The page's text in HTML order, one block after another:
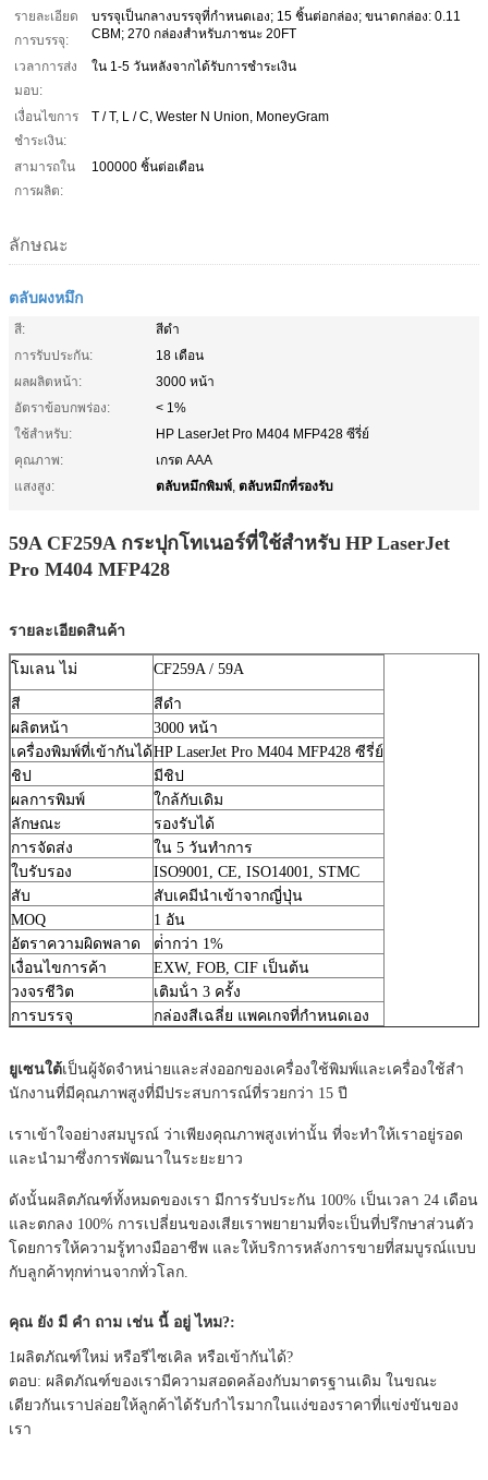
รายละเอียด
การบรรจุ:
บรรจุเป็นกลางบรรจุที่กำหนดเอง; 15 ชิ้นต่อกล่อง; ขนาดกล่อง: 0.11
CBM; 270 กล่องสำหรับภาชนะ 20FT
เวลาการส่ง
มอบ:
ใน 1-5 วันหลังจากได้รับการชำระเงิน
เงื่อนไขการ
ชำระเงิน:
T / T, L / C, Wester N Union, MoneyGram
สามารถใน
การผลิต:
100000 ชิ้นต่อเดือน
ลักษณะ
ตลับผงหมึก
สี:
สีดำ
การรับประกัน:
18 เดือน
ผลผลิตหน้า:
3000 หน้า
อัตราข้อบกพร่อง:
< 1%
ใช้สำหรับ:
HP LaserJet Pro M404 MFP428 ซีรี่ย์
คุณภาพ:
เกรด AAA
แสงสูง:
ตลับหมึกพิมพ์, ตลับหมึกที่รองรับ
59A CF259A กระปุกโทเนอร์ที่ใช้สําหรับ HP LaserJet
Pro M404 MFP428
รายละเอียดสินค้า
โมเลน ไม่ CF259A / 59A
สี
สีดํา
ผลิตหน้า
3000 หน้า
เครื่องพิมพ์ที่เข้ากันได้HP LaserJet Pro M404 MFP428 ซีรี่ย์
ชิป
มีชิป
ผลการพิมพ์
ใกล้กับเดิม
ลักษณะ
รองรับได้
การจัดส่ง
ใน 5 วันทําการ
ใบรับรอง
ISO9001, CE, ISO14001, STMC
สับ
สับเคมีนําเข้าจากญี่ปุ่น
MOQ
1 อัน
อัตราความผิดพลาด
ต่ํากว่า 1%
เงื่อนไขการค้า
EXW, FOB, CIF เป็นต้น
วงจรชีวิต
เติมน้ํา 3 ครั้ง
การบรรจุ
กล่องสีเฉลี่ย แพคเกจที่กําหนดเอง
ยูเซนใต้เป็นผู้จัดจําหน่ายและส่งออกของเครื่องใช้พิมพ์และเครื่องใช้สํา
นักงานที่มีคุณภาพสูงที่มีประสบการณ์ที่รวยกว่า 15 ปี
เราเข้าใจอย่างสมบูรณ์ ว่าเพียงคุณภาพสูงเท่านั้น ที่จะทําให้เราอยู่รอด
และนํามาซึ่งการพัฒนาในระยะยาว
ดังนั้นผลิตภัณฑ์ทั้งหมดของเรา มีการรับประกัน 100% เป็นเวลา 24 เดือน
และตกลง 100% การเปลี่ยนของเสียเราพยายามที่จะเป็นที่ปรึกษาส่วนตัว
โดยการให้ความรู้ทางมืออาชีพ และให้บริการหลังการขายที่สมบูรณ์แบบ
กับลูกค้าทุกท่านจากทั่วโลก.
คุณ ยัง มี คํา ถาม เช่น นี้ อยู่ ไหม?:
1ผลิตภัณฑ์ใหม่ หรือรีไซเคิล หรือเข้ากันได้?
ตอบ: ผลิตภัณฑ์ของเรามีความสอดคล้องกับมาตรฐานเดิม ในขณะ
เดียวกันเราปล่อยให้ลูกค้าได้รับกําไรมากในแง่ของราคาที่แข่งขันของ
เรา